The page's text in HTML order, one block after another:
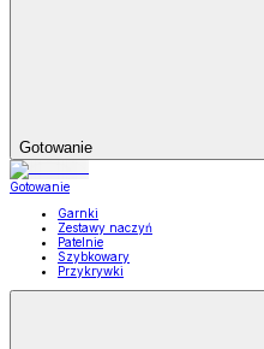
Gotowanie
Gotowanie
Garnki
Zestawy naczyń
Patelnie
Szybkowary
Przykrywki